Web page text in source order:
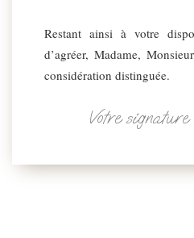
Restant ainsi à votre
d’agréer, Madame,
considération distinguée.
Votre signature